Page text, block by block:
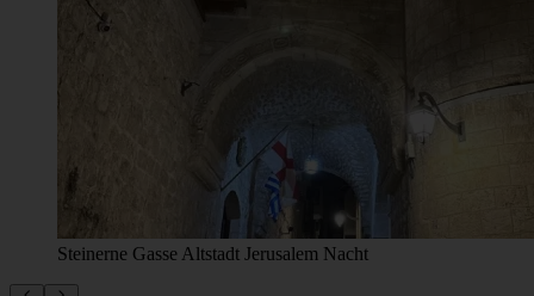
Steinerne Gasse Altstadt Jerusalem Nacht